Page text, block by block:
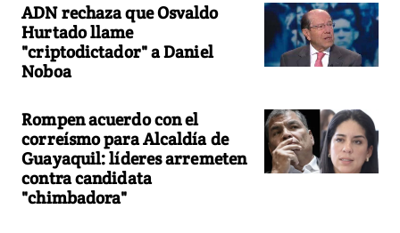
ADN rechaza que Osvaldo
Hurtado llame
"criptodictador" a Daniel
Noboa
Rompen acuerdo con el
correísmo para Alcaldía de
Guayaquil: líderes arremeten
contra candidata
"chimbadora"